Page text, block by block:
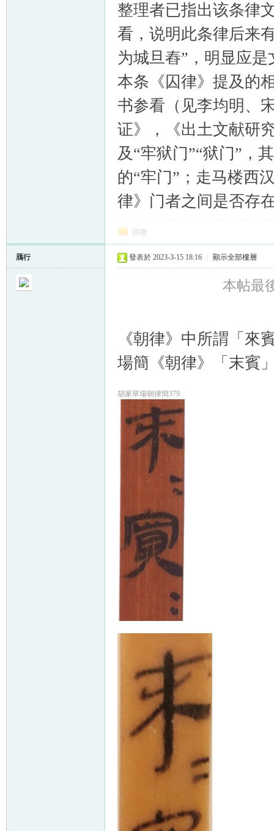
整理者已指出该条律
看，说明此条律后来
为城旦舂”，明显应
本条《囚律》提及的
书参看（见李均明、
证》，《出土文献研
及“牢狱门”“狱门”，
的“牢门”；走马楼西
律》门者之间是否存
回復
鴈行 發表於 2023-3-15 18:16 顯示全部樓層
本帖最
《朝律》中所謂「來
場簡《朝律》「末賓
胡家草場朝律簡379